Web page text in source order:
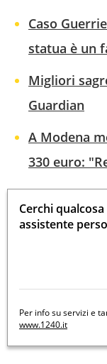
Caso
statua è un
Migliori
Guardian
A Modena
330 euro:
Cerchi
assistente
Per info su servizi e
www.1240.it